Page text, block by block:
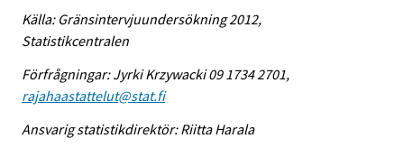
Källa: Gränsintervjuundersökning 2012,
Statistikcentralen
Förfrågningar: Jyrki Krzywacki 09 1734 2701,
rajahaastattelut@stat.fi
Ansvarig statistikdirektör: Riitta Harala